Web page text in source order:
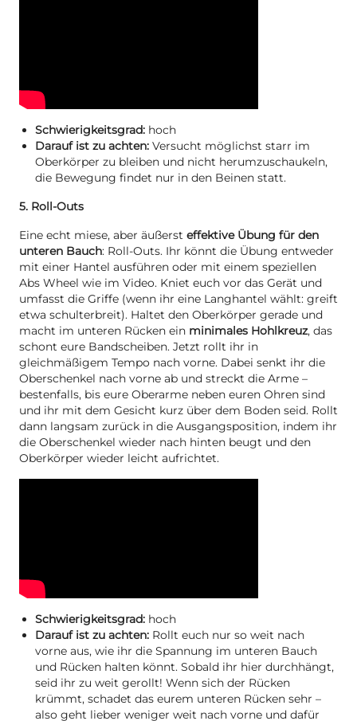
Schwierigkeitsgrad: hoch
Darauf ist zu achten: Versucht möglichst starr im
Oberkörper zu bleiben und nicht herumzuschaukeln,
die Bewegung findet nur in den Beinen statt.
5. Roll-Outs
Eine echt miese, aber äußerst effektive Übung für den
unteren Bauch: Roll-Outs. Ihr könnt die Übung entweder
mit einer Hantel ausführen oder mit einem speziellen
Abs Wheel wie im Video. Kniet euch vor das Gerät und
umfasst die Griffe (wenn ihr eine Langhantel wählt: greift
etwa schulterbreit). Haltet den Oberkörper gerade und
macht im unteren Rücken ein minimales Hohlkreuz, das
schont eure Bandscheiben. Jetzt rollt ihr in
gleichmäßigem Tempo nach vorne. Dabei senkt ihr die
Oberschenkel nach vorne ab und streckt die Arme –
bestenfalls, bis eure Oberarme neben euren Ohren sind
und ihr mit dem Gesicht kurz über dem Boden seid. Rollt
dann langsam zurück in die Ausgangsposition, indem ihr
die Oberschenkel wieder nach hinten beugt und den
Oberkörper wieder leicht aufrichtet.
Schwierigkeitsgrad: hoch
Darauf ist zu achten: Rollt euch nur so weit nach
vorne aus, wie ihr die Spannung im unteren Bauch
und Rücken halten könnt. Sobald ihr hier durchhängt,
seid ihr zu weit gerollt! Wenn sich der Rücken
krümmt, schadet das eurem unteren Rücken sehr –
also geht lieber weniger weit nach vorne und dafür